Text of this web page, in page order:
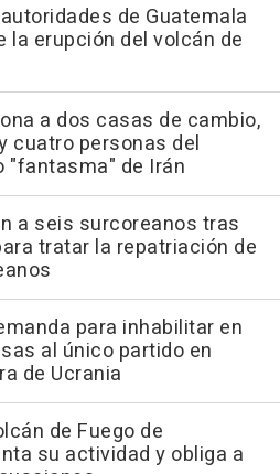
de Guatemala
la erupción del volcán de
a dos casas de cambio,
cuatro personas del
"fantasma" de Irán
a seis surcoreanos tras
tratar la repatriación de
para inhabilitar en
al único partido en
de Ucrania
de Fuego de
su actividad y obliga a